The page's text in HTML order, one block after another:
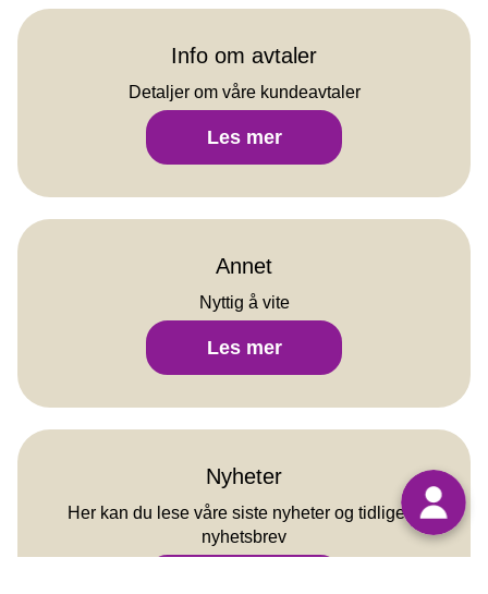
Info om avtaler
Detaljer om våre kundeavtaler
Info
om
avtaler
Les mer
Annet
Nyttig å vite
Annet
Les mer
Nyheter
Her kan du lese våre siste nyheter og tidligere
nyhetsbrev